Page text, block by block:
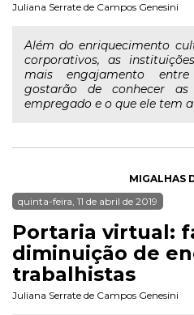
Juliana Serrate de Campos Genesini
Além do enriquecimento
corporativos, as
mais engajamento
gostarão de conhecer
empregado e o que ele tem
MIGALHAS
quinta-feira, 11 de abril de 2019
Portaria virtual:
diminuição de
trabalhistas
Juliana Serrate de Campos Genesini